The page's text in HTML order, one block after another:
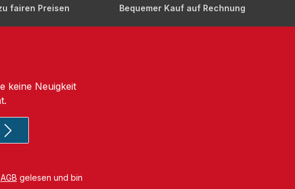
fairen Preisen Bequemer Kauf auf Rechnung
keine Neuigkeit
AGB gelesen und bin